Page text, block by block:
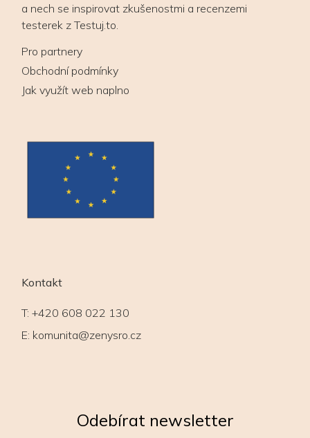
a nech se inspirovat zkušenostmi a recenzemi
testerek z Testuj.to.
Pro partnery
Obchodní podmínky
Jak využít web naplno
Kontakt
T: +420 608 022 130
E: komunita@zenysro.cz
Odebírat newsletter